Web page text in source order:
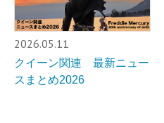
2026.05.11
クイーン関連 最新ニュー
スまとめ2026